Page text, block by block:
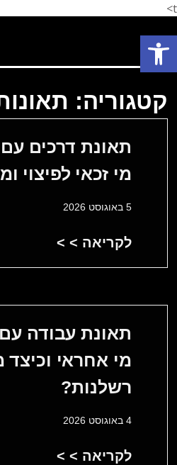
t>
קטגוריה:
תאונת דרכים
מי זכאי לפיצוי
5 באוגוסט 2026
לקריאה > >
תאונת עבודה עם
מי אחראי וכיצד
רשלנות?
4 באוגוסט 2026
לקריאה > >
פתח סרגל נגישות
פתח סרגל נגישות